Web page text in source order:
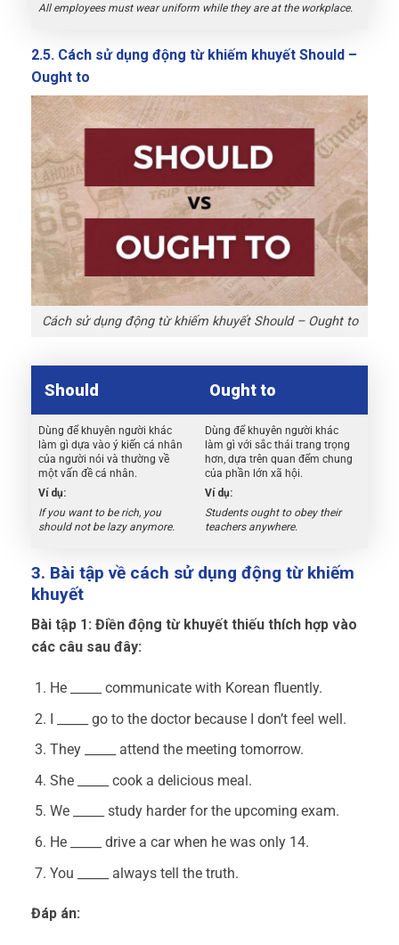
All employees must wear uniform while they are at the workplace.
2.5. Cách sử dụng động từ khiếm khuyết Should –
Ought to
Cách sử dụng động từ khiếm khuyết Should – Ought to
Should Ought to
Dùng để khuyên người khác
làm gì dựa vào ý kiến cá nhân
của người nói và thường về
một vấn đề cá nhân.
Ví dụ:
If you want to be rich, you
should not be lazy anymore.
Dùng để khuyên người khác
làm gì với sắc thái trang trọng
hơn, dựa trên quan đểm chung
của phần lớn xã hội.
Ví dụ:
Students ought to obey their
teachers anywhere.
3. Bài tập về cách sử dụng động từ khiếm
khuyết
Bài tập 1: Điền động từ khuyết thiếu thích hợp vào
các câu sau đây:
He _____ communicate with Korean fluently.
I _____ go to the doctor because I don’t feel well.
They _____ attend the meeting tomorrow.
She _____ cook a delicious meal.
We _____ study harder for the upcoming exam.
He _____ drive a car when he was only 14.
You _____ always tell the truth.
Đáp án: